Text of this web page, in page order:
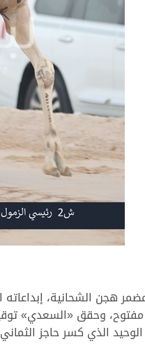
هجن الشحانية،
الذي كسر حاجز